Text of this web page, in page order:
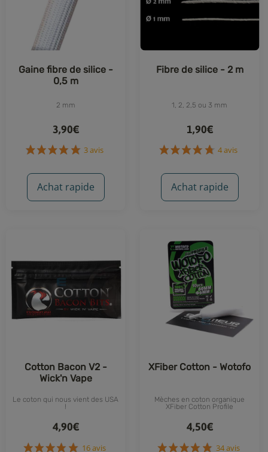
Gaine fibre de silice -
0,5 m
2 mm
3,90€
3 avis
Achat rapide
Fibre de silice - 2 m
1, 2, 2,5 ou 3 mm
1,90€
4 avis
Achat rapide
Cotton Bacon V2 -
Wick'n Vape
Le coton qui nous vient des USA
!
4,90€
XFiber Cotton - Wotofo
Mèches en coton organique
XFiber Cotton Profile
4,50€